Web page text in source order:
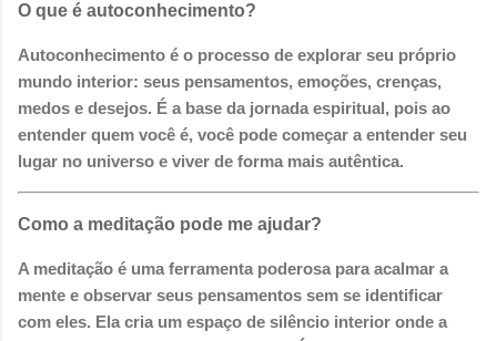
O que é autoconhecimento?
Autoconhecimento é o processo de explorar seu próprio
mundo interior: seus pensamentos, emoções, crenças,
medos e desejos. É a base da jornada espiritual, pois ao
entender quem você é, você pode começar a entender seu
lugar no universo e viver de forma mais autêntica.
Como a meditação pode me ajudar?
A meditação é uma ferramenta poderosa para acalmar a
mente e observar seus pensamentos sem se identificar
com eles. Ela cria um espaço de silêncio interior onde a